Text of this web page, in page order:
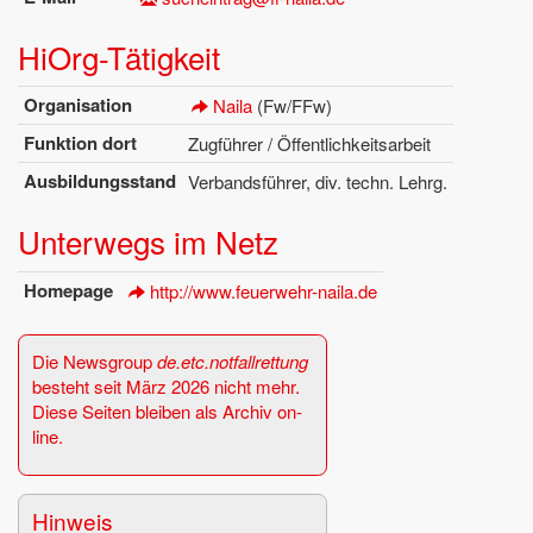
Hi­Org-Tä­tig­keit
Or­ga­ni­sa­ti­on Naila (Fw/FFw)
Funk­ti­on dort Zug­füh­rer / Öf­fent­lich­keits­ar­beit
Aus­bil­dungs­stand Ver­bands­füh­rer, div. techn. Lehrg.
Un­ter­wegs im Netz
Home­page http://​www.​feuerwehr-​naila.​de
Die News­groupde.​etc.​notfall­ret­tung
be­steht seit März 2026 nicht mehr.
Diese Sei­ten blei­ben als Ar­chiv on­
line.
Hin­weis